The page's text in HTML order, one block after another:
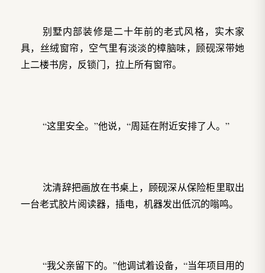
别墅内部装修是二十年前的老式风格，实木家
具，丝绒窗帘，空气里有淡淡的樟脑味，顾砚深带她
上二楼书房，反锁门，拉上所有窗帘。
“这里安全。”他说，“周延在附近安排了人。”
沈清辞把画放在书桌上，顾砚深从保险柜里取出
一台老式胶片阅读器，插电，机器发出低沉的嗡鸣。
“我父亲留下的。”他调试着设备，“当年项目用的